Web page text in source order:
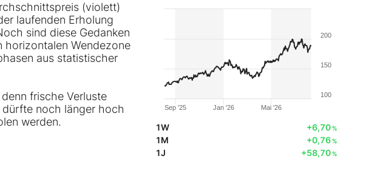
(violett)
laufenden Erholung
sind diese Gedanken
horizontalen Wendezone
aus statistischer
frische Verluste
dürfte noch länger hoch
werden.
Jan '26
Sep '25 Mai '26
100
150
200
1W +6,70%
1M +0,76%
1J +58,70%